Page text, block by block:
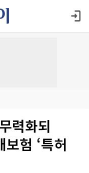
력화되
험 ‘특허